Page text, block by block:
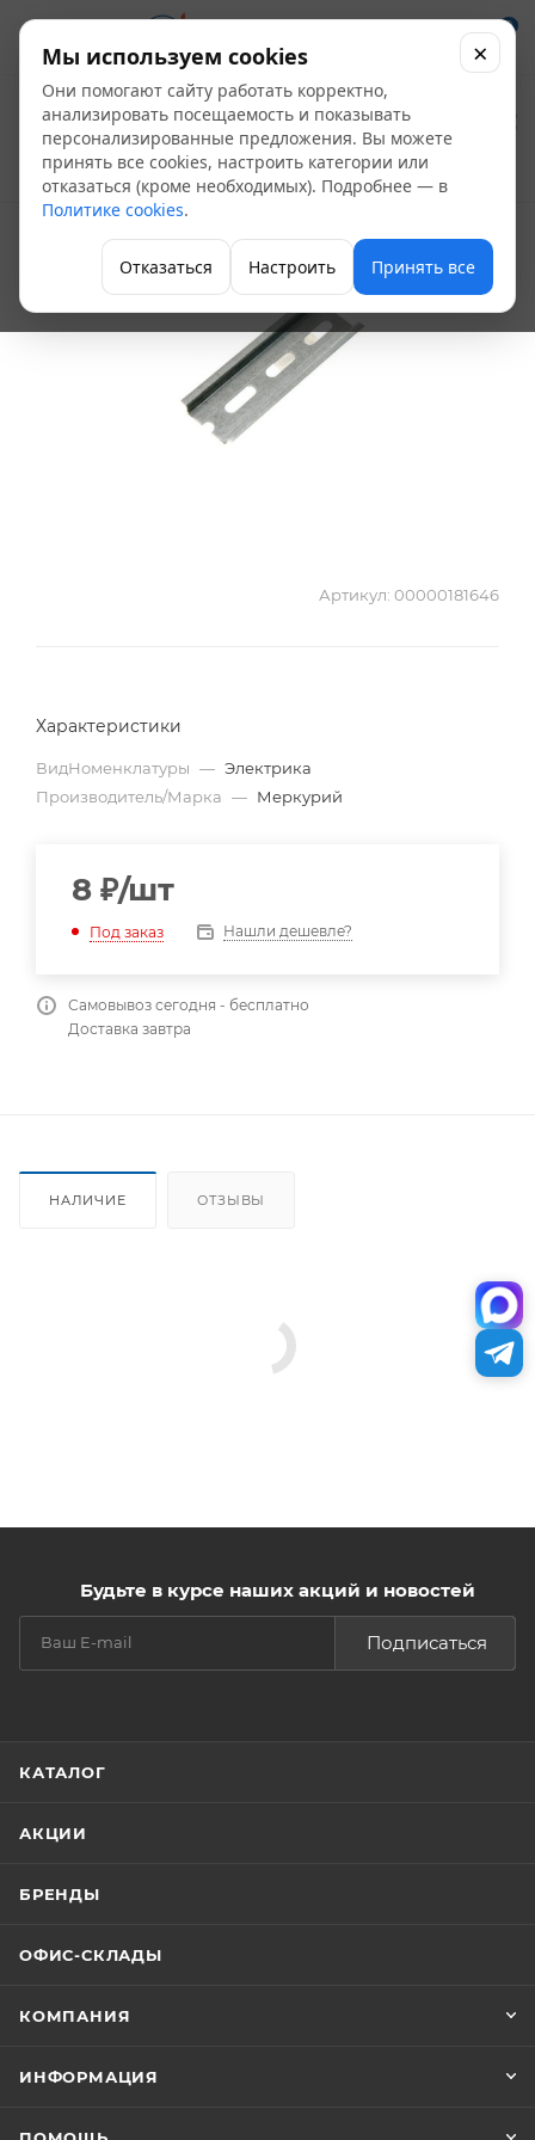
0
Дин-рейка 10 см
Электрощитовое оборудование
Артикул: 00000181646
Характеристики
ВидНоменклатуры — Электрика
Производитель/Марка — Меркурий
8 ₽/шт
Под заказ Нашли дешевле?
Самовывоз сегодня - бесплатно
Доставка завтра
НАЛИЧИЕ ОТЗЫВЫ
Будьте в курсе наших акций и новостей
Подписаться
КАТАЛОГ
АКЦИИ
БРЕНДЫ
ОФИС-СКЛАДЫ
КОМПАНИЯ
ИНФОРМАЦИЯ
Мы используем cookies
Они помогают сайту работать корректно,
анализировать посещаемость и показывать
персонализированные предложения. Вы можете
принять все cookies, настроить категории или
отказаться (кроме необходимых). Подробнее — в
Политике cookies.
Отказаться Настроить Принять все
×